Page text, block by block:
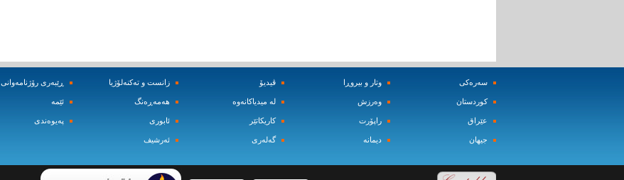
سه‌ره‌کی
کوردستان
عێراق
جیهان
وتار و بیروڕا
وه‌رزش‌
راپۆرت
دیمانه‌
ڤیدیۆ
له‌ میدیاکانه‌وه‌
کاریکاتێر
گه‌له‌ری
زانست و ته‌کنه‌لۆژیا
هه‌مه‌ڕه‌نگ
ئابوری
ئه‌رشیف
ڕێبه‌ری رۆژنامه‌وانی
ئێمه‌
په‌یوه‌ندی